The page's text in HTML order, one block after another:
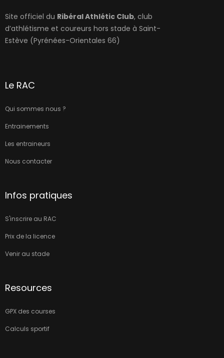
Site officiel du Ribéral Athlétic Club, club
d’athlétisme et coureurs hors stade à Saint-
Estève (Pyrénées-Orientales 66)
Le RAC
Qui sommes nous ?
Entrainements
Les entraineurs
Nous contacter
Infos pratiques
S'inscrire au RAC
Prix de la licence
Venir au stade
Resources
GPX des courses
Calculs sportif